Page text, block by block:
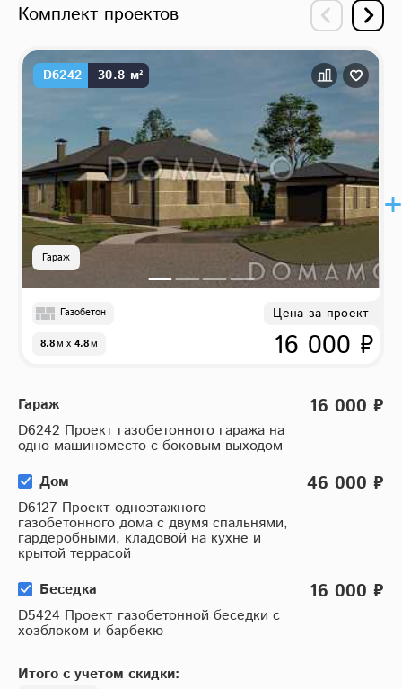
Комплект проектов
D6242 30.8 м²
Гараж
Газобетон
8.8м x 4.8м
Цена за проект
16 000 ₽
Гараж
D6242 Проект газобетонного гаража на
одно машиноместо с боковым выходом
16 000 ₽
Дом
D6127 Проект одноэтажного
газобетонного дома с двумя спальнями,
гардеробными, кладовой на кухне и
крытой террасой
46 000 ₽
Беседка
D5424 Проект газобетонной беседки с
хозблоком и барбекю
16 000 ₽
Итого с учетом скидки: